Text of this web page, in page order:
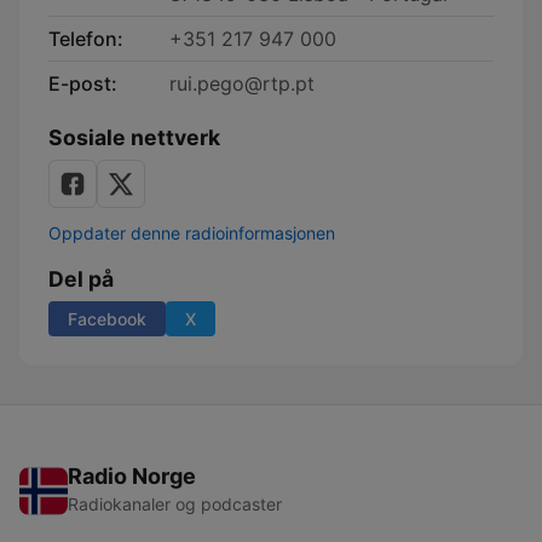
Telefon:
+351 217 947 000
E-post:
rui.pego@rtp.pt
Sosiale nettverk
Oppdater denne radioinformasjonen
Del på
Facebook X
Radio Norge
Radiokanaler og podcaster